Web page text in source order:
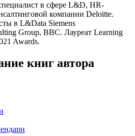
в сфере L&D, HR-
компании Deloitte.
в L&Data Siemens
Group, BBC. Лауреат Learning
Awards.
книг автора